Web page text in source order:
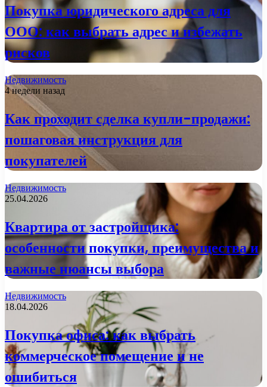
Покупка юридического адреса для
ООО: как выбрать адрес и избежать
рисков
Недвижимость
4 недели назад
Как проходит сделка купли-продажи:
пошаговая инструкция для
покупателей
Недвижимость
25.04.2026
Квартира от застройщика:
особенности покупки, преимущества и
важные нюансы выбора
Недвижимость
18.04.2026
Покупка офиса: как выбрать
коммерческое помещение и не
ошибиться